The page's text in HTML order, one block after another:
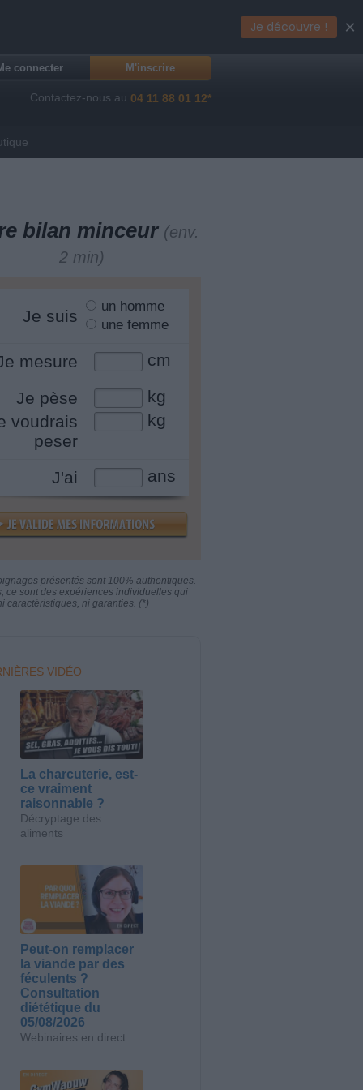
connecter M'inscrire
Contactez-nous au 04 11 88 01 12*
bilan minceur (env.
2 min)
Je suis
un homme
une femme
mesure cm
Je pèse
kg
voudrais
peser
kg
J'ai ans
présentés sont 100% authentiques.
ce sont des expériences individuelles qui
caractéristiques, ni garanties. (*)
VIDÉO
La charcuterie, est-
ce vraiment
raisonnable ?
Décryptage des
aliments
Peut-on remplacer
la viande par des
féculents ?
Consultation
diététique du
05/08/2026
Webinaires en direct
Je découvre ! ×